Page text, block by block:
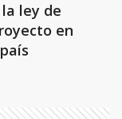
ley de
en